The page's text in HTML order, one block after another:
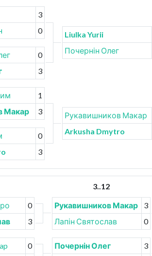
3
0
0
3
1
Макар
3
0
3
Liulka Yurii
Почернін Олег
Рукавишников Макар
Arkusha Dmytro
3..12
0
3
0
Рукавишников Макар
3
Лапін Святослав
0
Почернін Олег
3